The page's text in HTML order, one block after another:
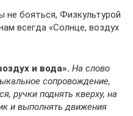
не бояться, Физкультурой
всегда «Солнце, воздух
и вода». На слово
сопровождение,
ручки поднять кверху, на
и выполнять движения